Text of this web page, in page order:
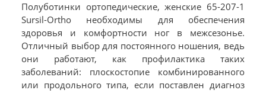
Полуботинки ортопедические, женские 65-207-1
Sursil-Ortho необходимы для обеспечения
здоровья и комфортности ног в межсезонье.
Отличный выбор для постоянного ношения, ведь
они работают, как профилактика таких
заболеваний: плоскостопие комбинированного
или продольного типа, если поставлен диагноз